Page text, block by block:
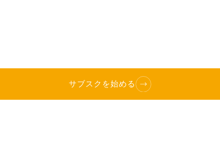
サブスクを始める